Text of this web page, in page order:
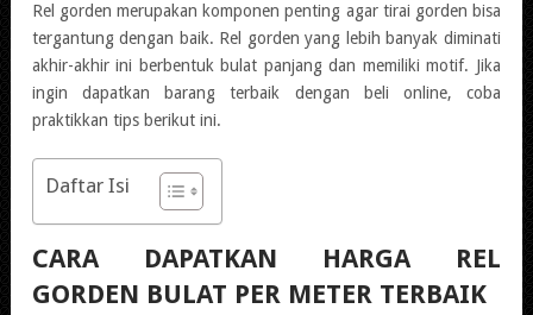
Rel gorden merupakan komponen penting agar tirai gorden bisa
tergantung dengan baik. Rel gorden yang lebih banyak diminati
akhir-akhir ini berbentuk bulat panjang dan memiliki motif. Jika
ingin dapatkan barang terbaik dengan beli online, coba
praktikkan tips berikut ini.
Daftar Isi
CARA DAPATKAN HARGA REL
GORDEN BULAT PER METER TERBAIK